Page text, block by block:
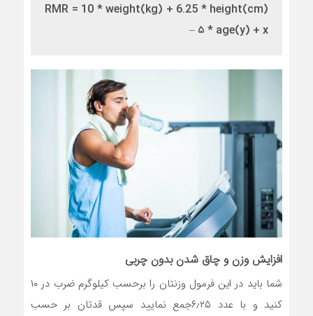
RMR = 10 * weight(kg) + 6.25 * height(cm)
– ۵ * age(y) + x
افزایش وزن و چاق شدن بدون چربی
شما باید در این فرمول وزنتان را برحسب کیلوگرم ضرب در ۱۰
کنید و با عدد ۶٫۲۵جمع نمایید سپس قدتان بر حسب